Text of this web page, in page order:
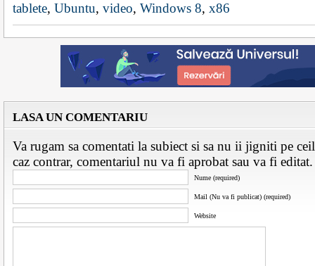
tablete, Ubuntu, video, Windows 8, x86
LASA UN COMENTARIU
Va rugam sa comentati la subiect si sa nu ii jigniti pe
caz contrar, comentariul nu va fi aprobat sau va fi
Nume (required)
Mail (Nu va fi publicat) (required)
Website